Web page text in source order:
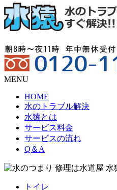
MENU
HOME
水のトラブル解決
水猿とは
サービス料金
サービスの流れ
Q＆A
トイレ